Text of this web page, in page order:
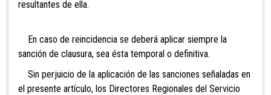
resultantes de ella.
En caso de reincidencia se deberá aplicar siempre la
sanción de clausura, sea ésta temporal o definitiva.
Sin perjuicio de la aplicación de las sanciones señaladas en
el presente artículo, los Directores Regionales del Servicio